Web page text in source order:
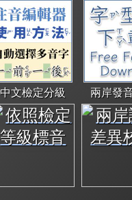
中文檢定分級 兩岸發